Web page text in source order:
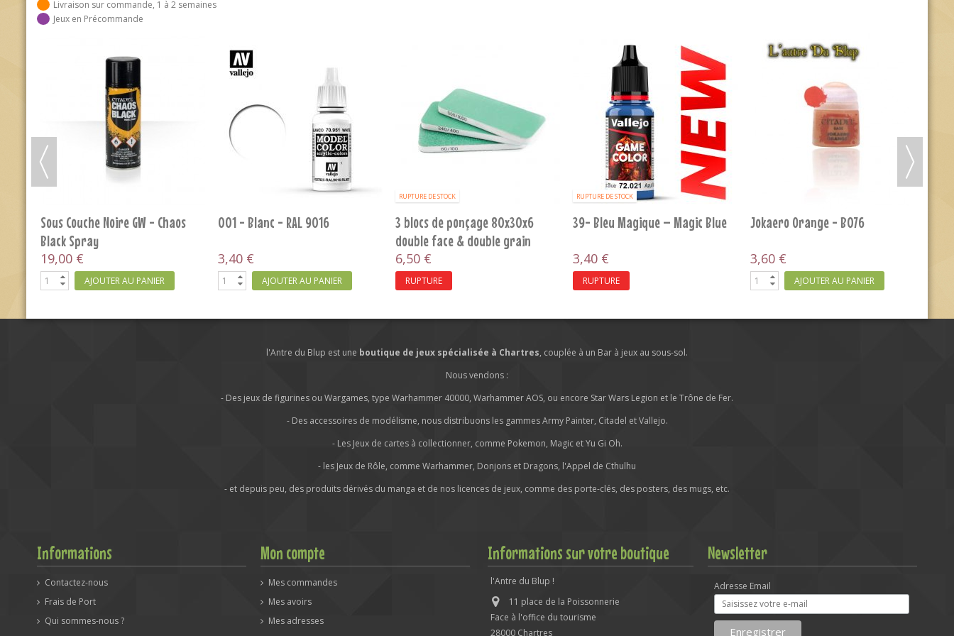
Livraison sur commande, 1 à 2 semaines
Jeux en Précommande
39- Bleu Magique – Magic Blue
3,40 €
RUPTURE
Jokaero Orange - B076
3,60 €
AJOUTER AU PANIER
Macragge Blue - B088
3,60 €
37- Bleu Aube – Sunrise Blue
3,40 €
Army Painter - Hobby Tool Kit
34,00 €
AJOUTER AU PANIER
l'Antre du Blup est une boutique de jeux spécialisée à Chartres, couplée à un Bar à jeux au sous-sol.
Nous vendons :
- Des jeux de figurines ou Wargames, type Warhammer 40000, Warhammer AOS, ou encore Star Wars Legion et le Trône de Fer.
- Des accessoires de modélisme, nous distribuons les gammes Army Painter, Citadel et Vallejo.
- Les Jeux de cartes à collectionner, comme Pokemon, Magic et Yu Gi Oh.
- les Jeux de Rôle, comme Warhammer, Donjons et Dragons, l'Appel de Cthulhu
- et depuis peu, des produits dérivés du manga et de nos licences de jeux, comme des porte-clés, des posters, des mugs, etc.
Informations
Contactez-nous
Frais de Port
Qui sommes-nous ?
Mon compte
Mes commandes
Mes avoirs
Mes adresses
Informations sur votre boutique
l'Antre du Blup !
11 place de la Poissonnerie
Face à l'office du tourisme
28000 Chartres
Newsletter
Adresse Email